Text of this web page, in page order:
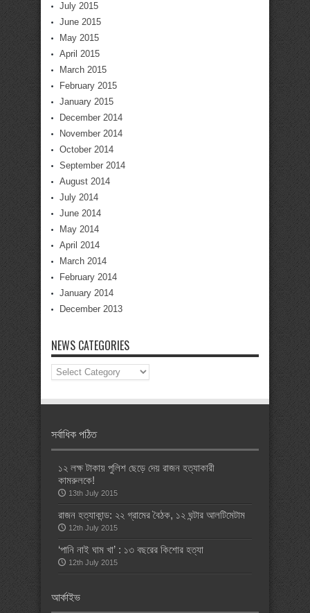
July 2015
June 2015
May 2015
April 2015
March 2015
February 2015
January 2015
December 2014
November 2014
October 2014
September 2014
August 2014
July 2014
June 2014
May 2014
April 2014
March 2014
February 2014
January 2014
December 2013
NEWS CATEGORIES
News
Categories
সর্বাধিক পঠিত
১২ লক্ষ টাকায় পুলিশ ছেড়ে দেয় রাজন হত্যাকারী
কামরুলকে!
13th July 2015
রাজন হত্যাকান্ড: ২২ গ্রামের বৈঠক, ১২ ঘন্টার আলটিমেটাম
12th July 2015
‘পানি নাই ঘাম খা’ : ১৩ বছরের কিশোর হত্যা
12th July 2015
আর্কাইভ